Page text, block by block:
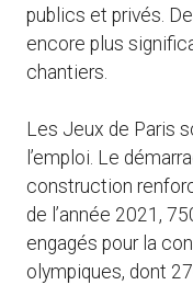
publics et privés.
encore plus
chantiers.
Les Jeux de Paris
l’emploi. Le
construction
de l’année 2021,
engagés pour la
olympiques, dont